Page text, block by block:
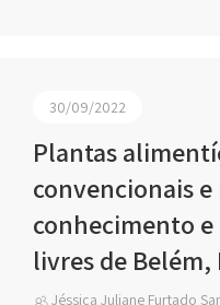
30/09/2022
Plantas
convencionais
conhecimento e
livres de Belém,
Jéssica Juliane Furtado